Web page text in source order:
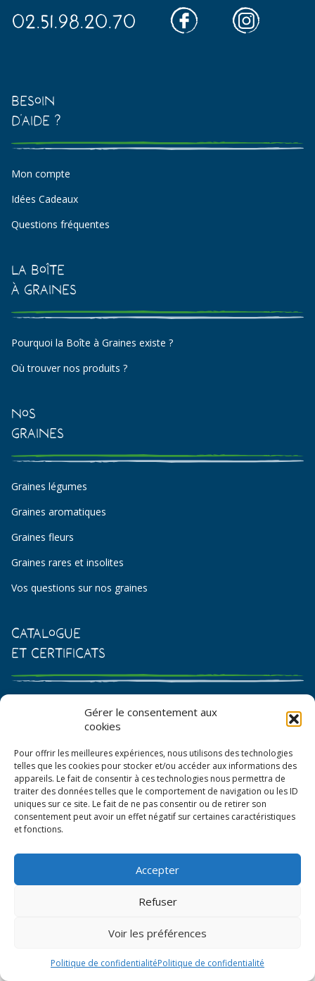
Gérer le consentement aux
cookies
Pour offrir les meilleures expériences, nous utilisons des technologies
telles que les cookies pour stocker et/ou accéder aux informations des
appareils. Le fait de consentir à ces technologies nous permettra de
traiter des données telles que le comportement de navigation ou les ID
uniques sur ce site. Le fait de ne pas consentir ou de retirer son
consentement peut avoir un effet négatif sur certaines caractéristiques
et fonctions.
Accepter
Refuser
Voir les préférences
Politique de confidentialitéPolitique de confidentialité
02.51.98.20.70
Besoin
d'aide ?
Mon compte
Idées Cadeaux
Questions fréquentes
La Boîte
à Graines
Pourquoi la Boîte à Graines existe ?
Où trouver nos produits ?
Nos
Graines
Graines légumes
Graines aromatiques
Graines fleurs
Graines rares et insolites
Vos questions sur nos graines
Catalogue
et certificats
Catalogue de graines et semences
Bon de commande